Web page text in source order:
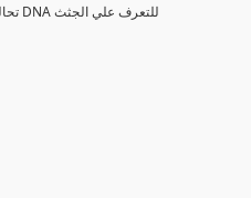
(19) تحاليل بقايا العظام وأشلاء الجثث وتحليل DNA للتعرف علي الجثث